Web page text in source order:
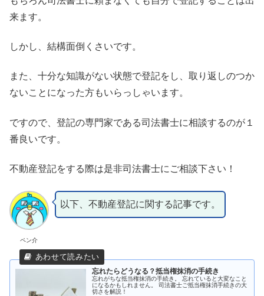
来ます。
しかし、結構面倒くさいです。
また、十分な知識がない状態で登記をし、取り返しのつか
ないことになった方もいらっしゃいます。
ですので、登記の専門家である司法書士に相談するのが１
番良いです。
不動産登記をする際は是非司法書士にご相談下さい！
ペン介
以下、不動産登記に関する記事です。
忘れたらどうなる？抵当権抹消の手続き
忘れがちな抵当権抹消の手続き。 忘れていると大変なこと
になるかもしれません。 司法書士ご抵当権抹消手続きの大
切さを解説！